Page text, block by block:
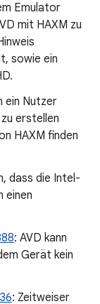
Emulator
mit HAXM zu
sowie ein
HAXM finden
dass die Intel-
einen
: AVD kann
Gerät kein
: Zeitweiser